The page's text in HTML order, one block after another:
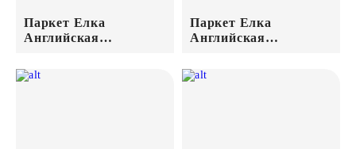
Паркет Елка
Английская
Дуб Натур Бронза лак
600х120х14/4,4
Паркет Елка
Английская
Дуб Селект Гамлет
лак 600х120х14/4,4